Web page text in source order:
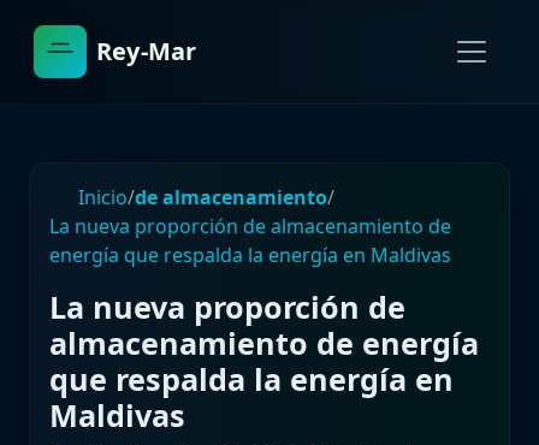
Rey-Mar
Inicio/de almacenamiento/
La nueva proporción de almacenamiento de
energía que respalda la energía en Maldivas
La nueva proporción de
almacenamiento de energía
que respalda la energía en
Maldivas